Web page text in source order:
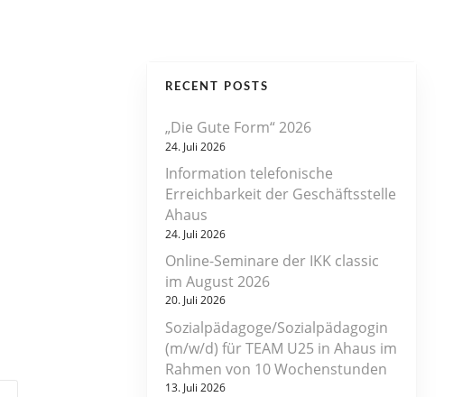
RECENT POSTS
„Die Gute Form“ 2026
24. Juli 2026
Information telefonische
Erreichbarkeit der Geschäftsstelle
Ahaus
24. Juli 2026
Online-Seminare der IKK classic
im August 2026
20. Juli 2026
Sozialpädagoge/Sozialpädagogin
(m/w/d) für TEAM U25 in Ahaus im
Rahmen von 10 Wochenstunden
13. Juli 2026